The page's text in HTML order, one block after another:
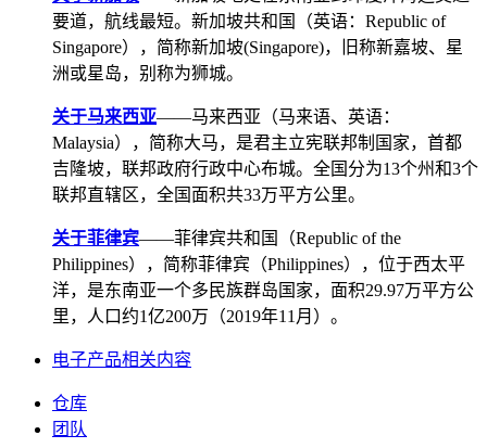
要道，航线最短。新加坡共和国（英语：Republic of
Singapore），简称新加坡(Singapore)，旧称新嘉坡、星
洲或星岛，别称为狮城。
关于马来西亚——马来西亚（马来语、英语：
Malaysia），简称大马，是君主立宪联邦制国家，首都
吉隆坡，联邦政府行政中心布城。全国分为13个州和3个
联邦直辖区，全国面积共33万平方公里。
关于菲律宾——菲律宾共和国（Republic of the
Philippines），简称菲律宾（Philippines），位于西太平
洋，是东南亚一个多民族群岛国家，面积29.97万平方公
里，人口约1亿200万（2019年11月）。
电子产品相关内容
仓库
团队